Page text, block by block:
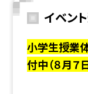
イベン
小学生授業体
付中（８月７